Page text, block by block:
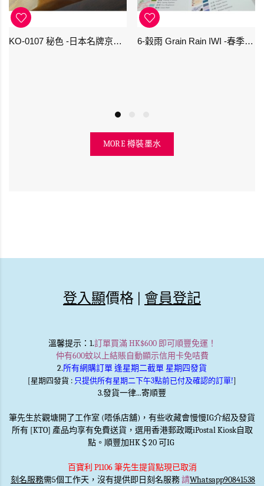
KO-0107 秘色 -日本名牌京の音樽裝鋼筆墨水 4573356130234 - 40ml 6-穀雨 Grain Rain IWI -春季-24節氣色澤鋼筆墨水
MORE 樽裝墨水
登入顯價格 | 會員登記
溫馨提示：1.訂單買滿 HK$600 即可順豐免運！
仲有600蚊以上結賬自動顯示信用卡免咭費
2.所有網購訂單 逢星期二截單 星期四發貨
[星期四發貨 : 只提供所有星期二下午3點前已付及確認的訂單!]
3.發貨一律...寄順豐
筆先生於觀塘開了工作室 (唔係店舖)，有些收藏會慢慢IG介紹及發貨
所有 [KTO] 產品均享有免費送貨，選用香港郵政嘅iPostal Kiosk自取
點。順豐加HK＄20 可IG
百寶利 P1106 筆先生提貨點現已取消
刻名服務需5個工作天，沒有提供即日刻名服務請Whatsapp90841538